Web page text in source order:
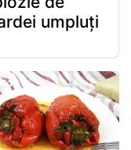
umpluți